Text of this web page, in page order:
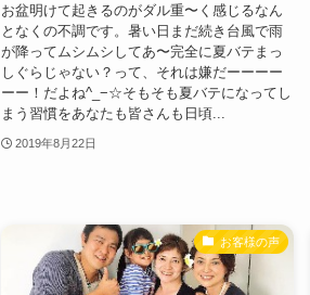
お盆明けて起きるのがダル重〜く感じるなん
となくの不調です。暑い日まだ続き台風で雨
が降ってムシムシしてあ〜完全に夏バテまっ
しぐらじゃない？って、それは嫌だーーーー
ーー！だよね^_−☆そもそも夏バテになってし
まう習慣をあなたも皆さんも日頃...
2019年8月22日
お客様の声